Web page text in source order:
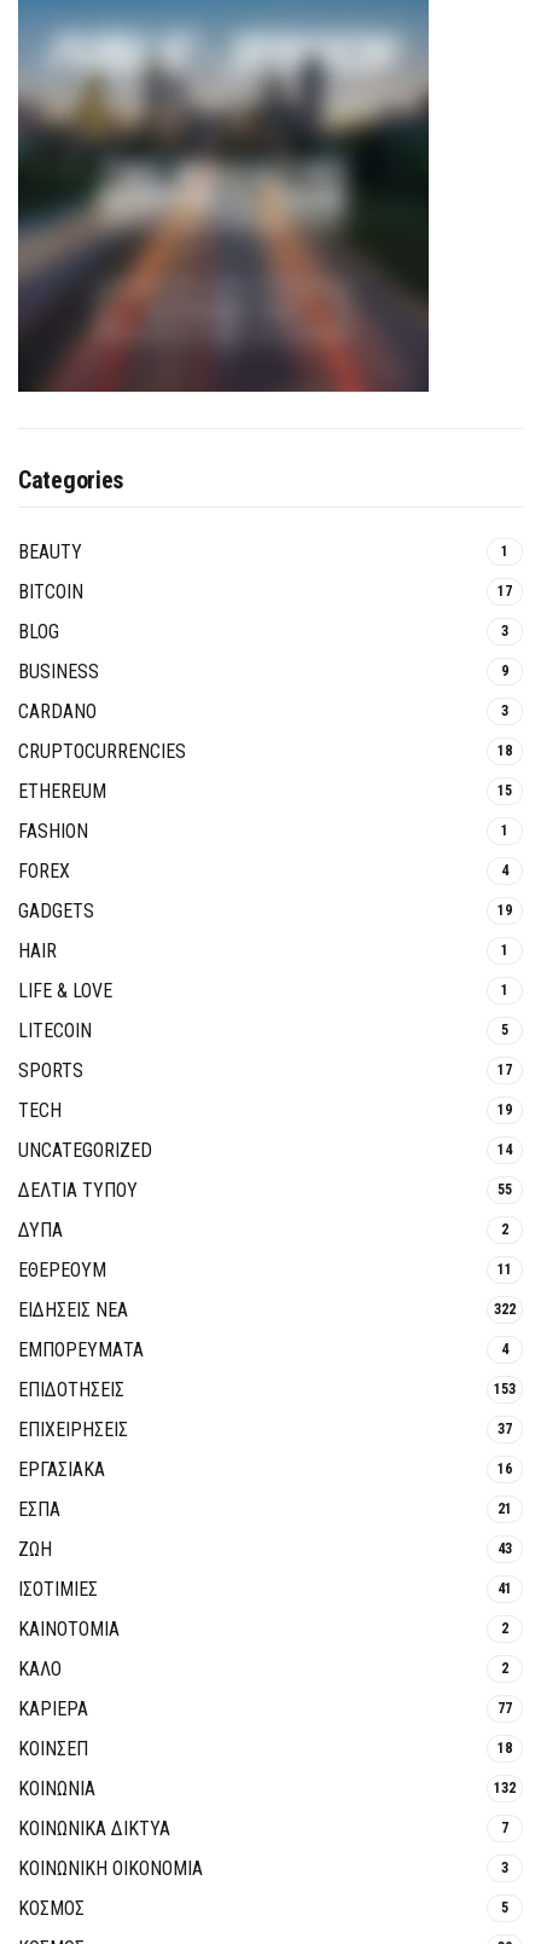
Categories
BEAUTY 1
BITCOIN 17
BLOG 3
BUSINESS 9
CARDANO 3
CRUPTOCURRENCIES 18
ETHEREUM 15
FASHION 1
FOREX 4
GADGETS 19
HAIR 1
LIFE & LOVE 1
LITECOIN 5
SPORTS 17
TECH 19
UNCATEGORIZED 14
ΔΕΛΤΙΑ ΤΥΠΟΥ 55
ΔΥΠΑ 2
ΕΘΈΡΕΟΥΜ 11
ΕΙΔΗΣΕΙΣ ΝΕΑ 322
ΕΜΠΟΡΕΥΜΑΤΑ 4
ΕΠΙΔΟΤΗΣΕΙΣ 153
ΕΠΙΧΕΙΡΗΣΕΙΣ 37
ΕΡΓΑΣΙΑΚΑ 16
ΕΣΠΑ 21
ΖΩΗ 43
ΙΣΟΤΙΜΙΕΣ 41
ΚΑΙΝΟΤΟΜΊΑ 2
ΚΑΛΟ 2
ΚΑΡΙΕΡΑ 77
ΚΟΙΝΣΕΠ 18
ΚΟΙΝΩΝΙΑ 132
ΚΟΙΝΩΝΙΚΆ ΔΊΚΤΥΑ 7
ΚΟΙΝΩΝΙΚΉ ΟΙΚΟΝΟΜΊΑ 3
ΚΟΣΜΟΣ 5